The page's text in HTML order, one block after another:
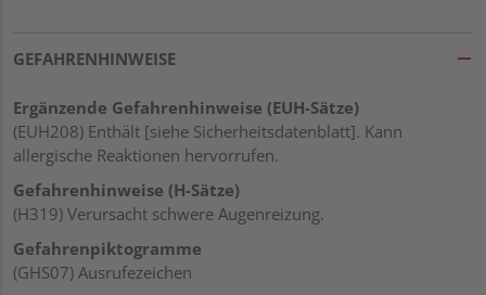
GEFAHRENHINWEISE
Ergänzende Gefahrenhinweise (EUH-Sätze)
(EUH208) Enthält [siehe Sicherheitsdatenblatt]. Kann
allergische Reaktionen hervorrufen.
Gefahrenhinweise (H-Sätze)
(H319) Verursacht schwere Augenreizung.
Gefahrenpiktogramme
(GHS07) Ausrufezeichen